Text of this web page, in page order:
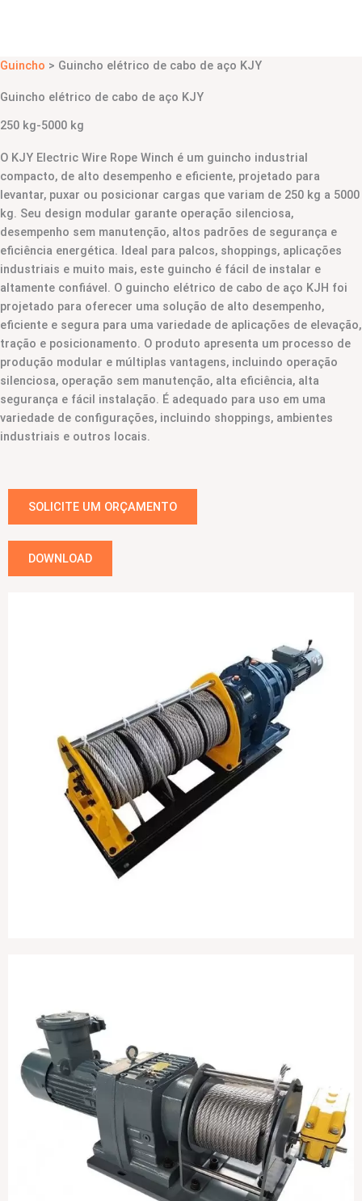
Guincho > Guincho elétrico de cabo de aço KJY
Guincho elétrico de cabo de aço KJY
250 kg-5000 kg
O KJY Electric Wire Rope Winch é um guincho industrial
compacto, de alto desempenho e eficiente, projetado para
levantar, puxar ou posicionar cargas que variam de 250 kg a 5000
kg. Seu design modular garante operação silenciosa,
desempenho sem manutenção, altos padrões de segurança e
eficiência energética. Ideal para palcos, shoppings, aplicações
industriais e muito mais, este guincho é fácil de instalar e
altamente confiável. O guincho elétrico de cabo de aço KJH foi
projetado para oferecer uma solução de alto desempenho,
eficiente e segura para uma variedade de aplicações de elevação,
tração e posicionamento. O produto apresenta um processo de
produção modular e múltiplas vantagens, incluindo operação
silenciosa, operação sem manutenção, alta eficiência, alta
segurança e fácil instalação. É adequado para uso em uma
variedade de configurações, incluindo shoppings, ambientes
industriais e outros locais.
SOLICITE UM ORÇAMENTO
DOWNLOAD